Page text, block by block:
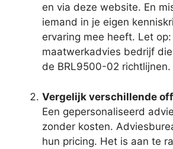
en via deze website. En
iemand in je eigen
ervaring mee heeft. Let
maatwerkadvies bedrijf
de BRL9500-02 richtlijnen.
Vergelijk verschillende
Een gepersonaliseerd
zonder kosten.
hun pricing. Het is aan te